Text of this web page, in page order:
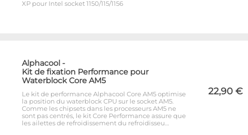
XP pour Intel socket 1150/115/1156
Alphacool -
Kit de fixation Performance pour
Waterblock Core AM5
Le kit de performance Alphacool Core AM5 optimise
la position du waterblock CPU sur le socket AM5.
Comme les chipsets dans les processeurs AM5 ne
sont pas centrés, le kit Core Performance assure que
les ailettes de refroidissement du refroidisseu…
22,90 €